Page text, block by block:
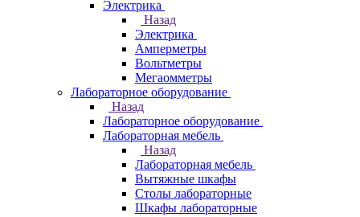
Электрика
Назад
Электрика
Амперметры
Вольтметры
Мегаомметры
Лабораторное оборудование
Назад
Лабораторное оборудование
Лабораторная мебель
Назад
Лабораторная мебель
Вытяжные шкафы
Столы лабораторные
Шкафы лабораторные